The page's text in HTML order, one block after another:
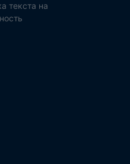
текста на